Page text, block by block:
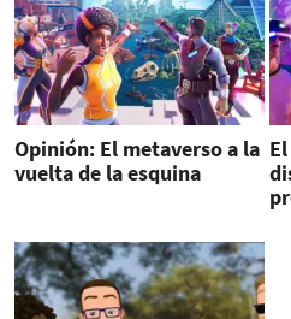
Opinión: El metaverso a la
vuelta de la esquina